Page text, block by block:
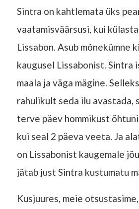
Sintra on kahtlemata üks
vaatamisväärsusi, kui
Lissabon. Asub mõnekümne
kaugusel Lissabonist. Sintra
maala ja väga mägine.
rahulikult seda ilu avastada,
terve päev hommikust
kui seal 2 päeva veeta. Ja
on Lissabonist kaugemale
jätab just Sintra kustumatu
Kusjuures, meie